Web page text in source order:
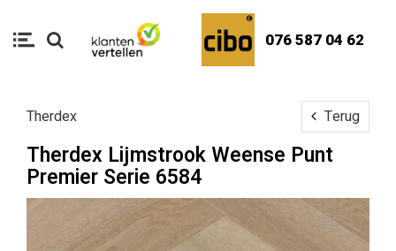
076 587 04 62
Therdex Terug
Therdex Lijmstrook Weense Punt
Premier Serie 6584